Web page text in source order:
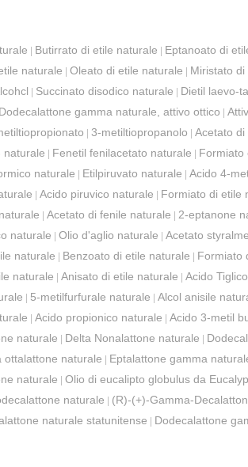
| Butirrato di etile naturale | Eptanoato di
naturale | Oleato di etile naturale | Miristato
| Succinato disodico naturale | Dietil laevo-
Dodecalattone gamma naturale, attivo ottico |
| 3-metiltiopropanolo | Acetato di
naturale | Fenetil fenilacetato naturale | Formiato
naturale | Etilpiruvato naturale | Acido 4-
| Acido piruvico naturale | Formiato di etile
| Acetato di fenile naturale | 2-eptanone
naturale | Olio d'aglio naturale | Acetato
naturale | Benzoato di etile naturale | Formiato
naturale | Anisato di etile naturale | Acido
| 5-metilfurfurale naturale | Alcol anisile
| Acido propionico naturale | Acido 3-metil
naturale | Delta Nonalattone naturale |
ottalattone naturale | Eptalattone gamma
naturale | Olio di eucalipto globulus da
naturale | (R)-(+)-Gamma-
naturale statunitense | Dodecalattone